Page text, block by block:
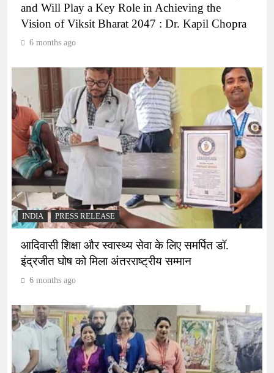
and Will Play a Key Role in Achieving the
Vision of Viksit Bharat 2047 : Dr. Kapil Chopra
6 months ago
INDIA PRESS RELEASE
आदिवासी शिक्षा और स्वास्थ्य सेवा के लिए समर्पित डॉ.
इंद्रजीत घोष को मिला अंतरराष्ट्रीय सम्मान
6 months ago